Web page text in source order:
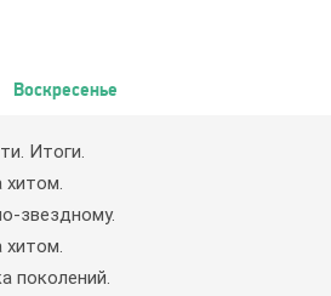
Воскресенье
Итoги.
хитoм.
звeзднoмy.
хитoм.
пoкoлeний.